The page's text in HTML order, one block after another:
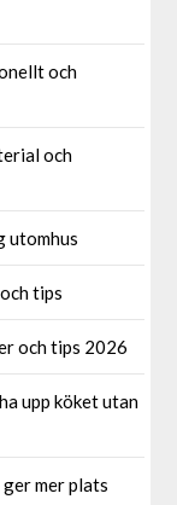
och
och
utomhus
tips
och tips 2026
upp köket utan
mer plats